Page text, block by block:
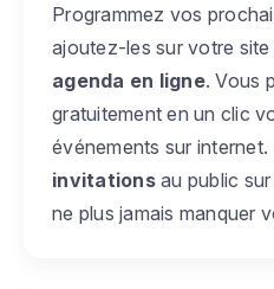
Programmez vos
ajoutez-les sur votre
agenda en ligne. Vous
gratuitement en un clic
événements sur internet.
invitationsau public
ne plus jamais manquer